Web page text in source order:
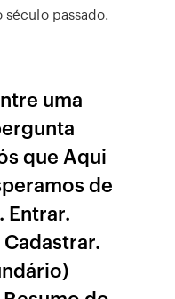
passado.
uma
que Aqui
de
Entrar.
Cadastrar.